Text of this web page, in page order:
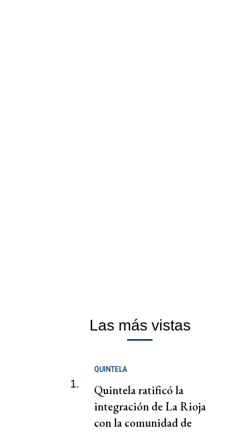
Las más vistas
1.
QUINTELA
Quintela ratificó la
integración de La Rioja
con la comunidad de